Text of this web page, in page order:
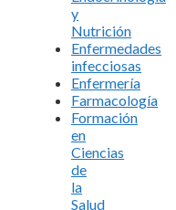
y
Nutrición
Enfermedades
infecciosas
Enfermería
Farmacología
Formación
en
Ciencias
de
la
Salud